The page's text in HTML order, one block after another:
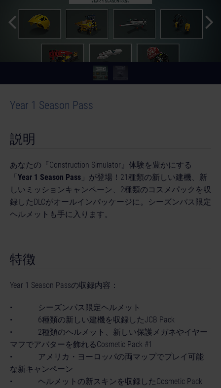
Year 1 Season Pass
説明
あなたの『Construction Simulator』体験を豊かにする
「Year 1 Season Pass 」が登場！21種類の新しい建機、新
しいミッションキャンペーン、2種類のコスメパックを収
録したDLCがオールインパッケージに。シーズンパス限定
ヘルメットも手に入ります。
特徴
Year 1 Season Passの収録内容：
• シーズンパス限定ヘルメット
• 6種類の新しい建機を収録したJCB Pack
• 2種類のヘルメット、新しい保護メガネやイヤー
マフでアバターを飾れるCosmetic Pack #1
• アメリカ・ヨーロッパの両マップでプレイ可能
な新キャンペーン
• ヘルメットの新スキンを収録したCosmetic Pack